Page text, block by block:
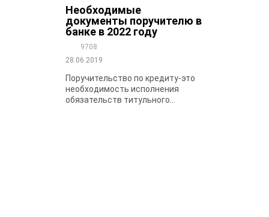
Необходимые
документы поручителю в
банке в 2022 году
9708
28.06.2019
Поручительство по кредиту-это
необходимость исполнения
обязательств титульного...